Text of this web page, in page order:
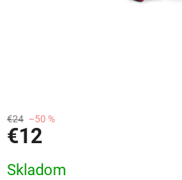
€24 –50 %
€12
cena:
Skladom